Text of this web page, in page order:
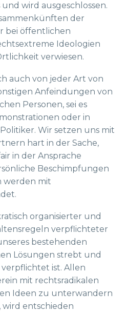
und wird ausgeschlossen.
der
bei öffentlichen
Ideologien
verwiesen.
auch von jeder Art von
Anfeindungen von
Personen, sei es
oder in
Wir setzen uns mit
hart in der Sache,
in der Ansprache
Beschimpfungen
werden mit
organisierter und
verpflichteter
bestehenden
Lösungen strebt und
ist. Allen
mit rechtsradikalen
Ideen zu unterwandern
wird entschieden